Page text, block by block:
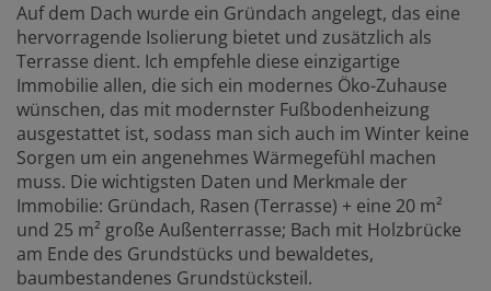
Auf dem Dach wurde ein Gründach angelegt, das eine
hervorragende Isolierung bietet und zusätzlich als
Terrasse dient. Ich empfehle diese einzigartige
Immobilie allen, die sich ein modernes Öko-Zuhause
wünschen, das mit modernster Fußbodenheizung
ausgestattet ist, sodass man sich auch im Winter keine
Sorgen um ein angenehmes Wärmegefühl machen
muss. Die wichtigsten Daten und Merkmale der
Immobilie: Gründach, Rasen (Terrasse) + eine 20 m²
und 25 m² große Außenterrasse; Bach mit Holzbrücke
am Ende des Grundstücks und bewaldetes,
baumbestandenes Grundstücksteil.